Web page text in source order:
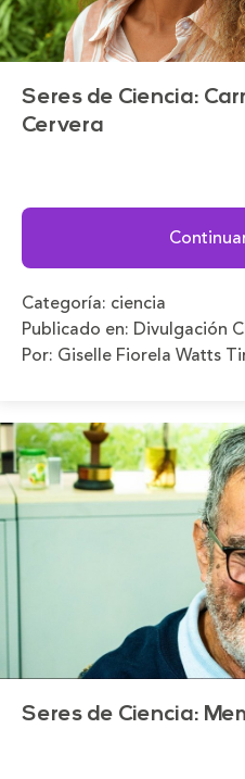
Seres de Ciencia:
Cervera
Categoría: ciencia
Publicado en: Divulgación
Por: Giselle Fiorela Watts
Seres de Ciencia: